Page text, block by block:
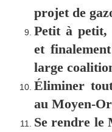
projet de
Petit à petit,
et
large
Éliminer
au Moyen-
Se rendre le